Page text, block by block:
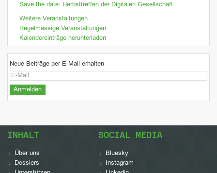
Save the date: Herbsttreffen der Digitalen Gesellschaft
Weitere Veranstaltungen
Regelmässige Veranstaltungen
Kalendereinträge herunterladen
Neue Beiträge per E-Mail erhalten
INHALT
Über uns
Dossiers
SOCIAL MEDIA
Bluesky
Instagram